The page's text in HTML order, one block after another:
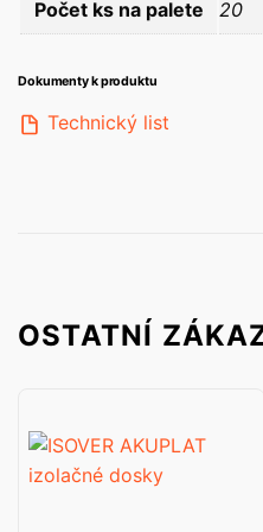
Počet ks na palete 20
Dokumenty k produktu
Technický list
OSTATNÍ